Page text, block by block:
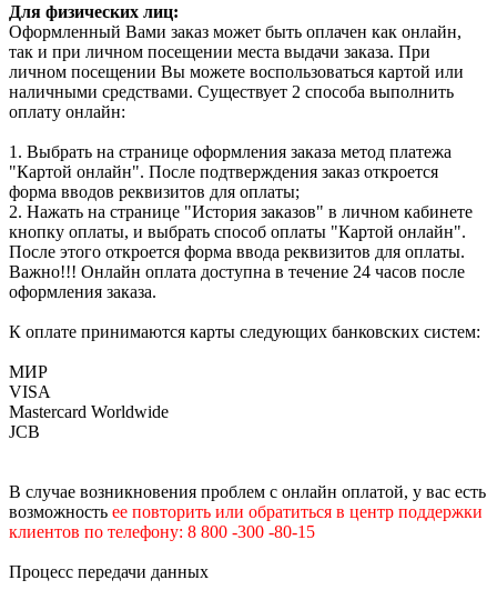
Для физических лиц:
Оформленный Вами заказ может быть оплачен как онлайн,
так и при личном посещении места выдачи заказа. При
личном посещении Вы можете воспользоваться картой или
наличными средствами. Существует 2 способа выполнить
оплату онлайн:
1. Выбрать на странице оформления заказа метод платежа
"Картой онлайн". После подтверждения заказ откроется
форма вводов реквизитов для оплаты;
2. Нажать на странице "История заказов" в личном кабинете
кнопку оплаты, и выбрать способ оплаты "Картой онлайн".
После этого откроется форма ввода реквизитов для оплаты.
Важно!!! Онлайн оплата доступна в течение 24 часов после
оформления заказа.
К оплате принимаются карты следующих банковских систем:
МИР
VISA
Mastercard Worldwide
JCB
В случае возникновения проблем с онлайн оплатой, у вас есть
возможность ее повторить или обратиться в центр поддержки
клиентов по телефону: 8 800 -300 -80-15
Процесс передачи данных